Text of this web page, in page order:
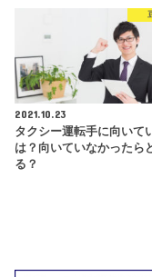
2021.10.23
タクシー運転手に向いて
は？向いていなかったら
る？